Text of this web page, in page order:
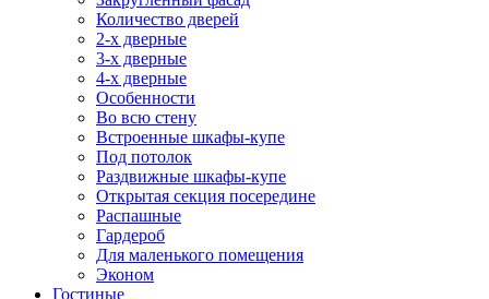
Количество дверей
2-х дверные
3-х дверные
4-х дверные
Особенности
Во всю стену
Встроенные шкафы-купе
Под потолок
Раздвижные шкафы-купе
Открытая секция посередине
Распашные
Гардероб
Для маленького помещения
Эконом
Гостиные